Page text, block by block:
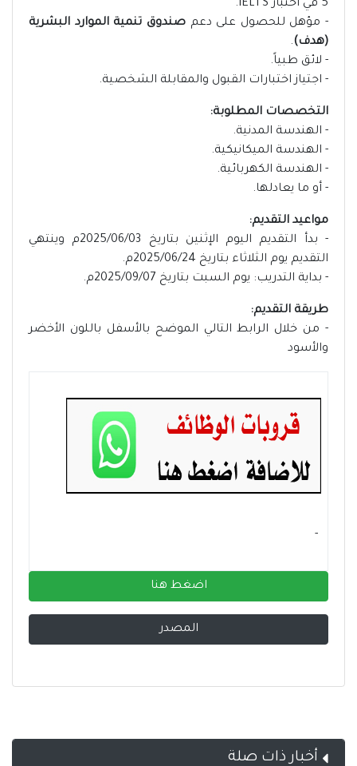
5 في اختبار IELTS.
- مؤهل للحصول على دعمصندوق تنمية الموارد البشرية
(هدف).
- لائق طبياً.
- اجتياز اختبارات القبول والمقابلة الشخصية.
التخصصات المطلوبة:
- الهندسة المدنية.
- الهندسة الميكانيكية.
- الهندسة الكهربائية.
- أو ما يعادلها.
مواعيد التقديم:
- بدأ التقديم اليوم الإثنين بتاريخ 2025/06/03م وينتهي
التقديم يوم الثلاثاء بتاريخ 2025/06/24م.
- بداية التدريب: يوم السبت بتاريخ 2025/09/07م.
طريقة التقديم:
- من خلال الرابط التالي الموضح بالأسفل باللون الأخضر
والأسود
- ‏
اضغط هنا
المصدر
أخبار ذات صلة